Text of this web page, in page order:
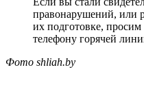
правонарушений, или
их подготовке,
телефону горячей
Фото shliah.by